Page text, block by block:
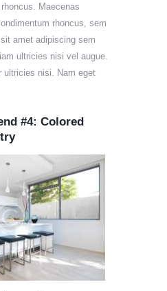
Maecenas
rhoncus, sem
amet adipiscing sem
ultricies nisi vel augue.
ultricies nisi. Nam eget
#4: Colored